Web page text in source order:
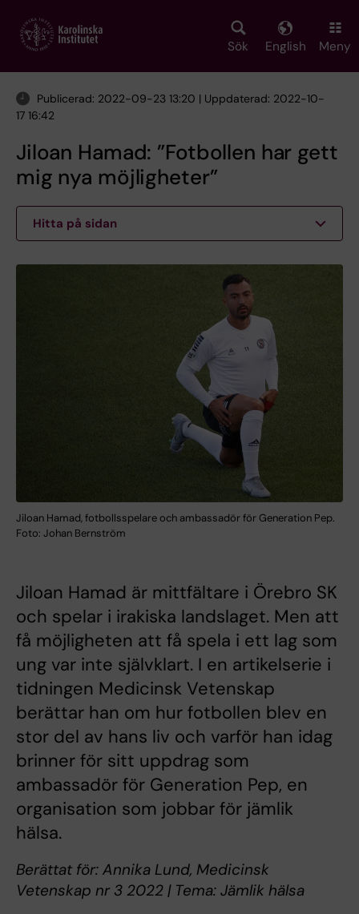
main
Sök English Meny
Publicerad: 2022-09-23 13:20 | Uppdaterad: 2022-10-
17 16:42
Jiloan Hamad: ”Fotbollen har gett
mig nya möjligheter”
Hitta på sidan
Jiloan Hamad, fotbollsspelare och ambassadör för Generation Pep.
Foto: Johan Bernström
Jiloan Hamad är mittfältare i Örebro SK
och spelar i irakiska landslaget. Men att
få möjligheten att få spela i ett lag som
ung var inte självklart. I en artikelserie i
tidningen Medicinsk Vetenskap
berättar han om hur fotbollen blev en
stor del av hans liv och varför han idag
brinner för sitt uppdrag som
ambassadör för Generation Pep, en
organisation som jobbar för jämlik
hälsa.
Berättat för: Annika Lund, Medicinsk
Vetenskap nr 3 2022 | Tema: Jämlik hälsa